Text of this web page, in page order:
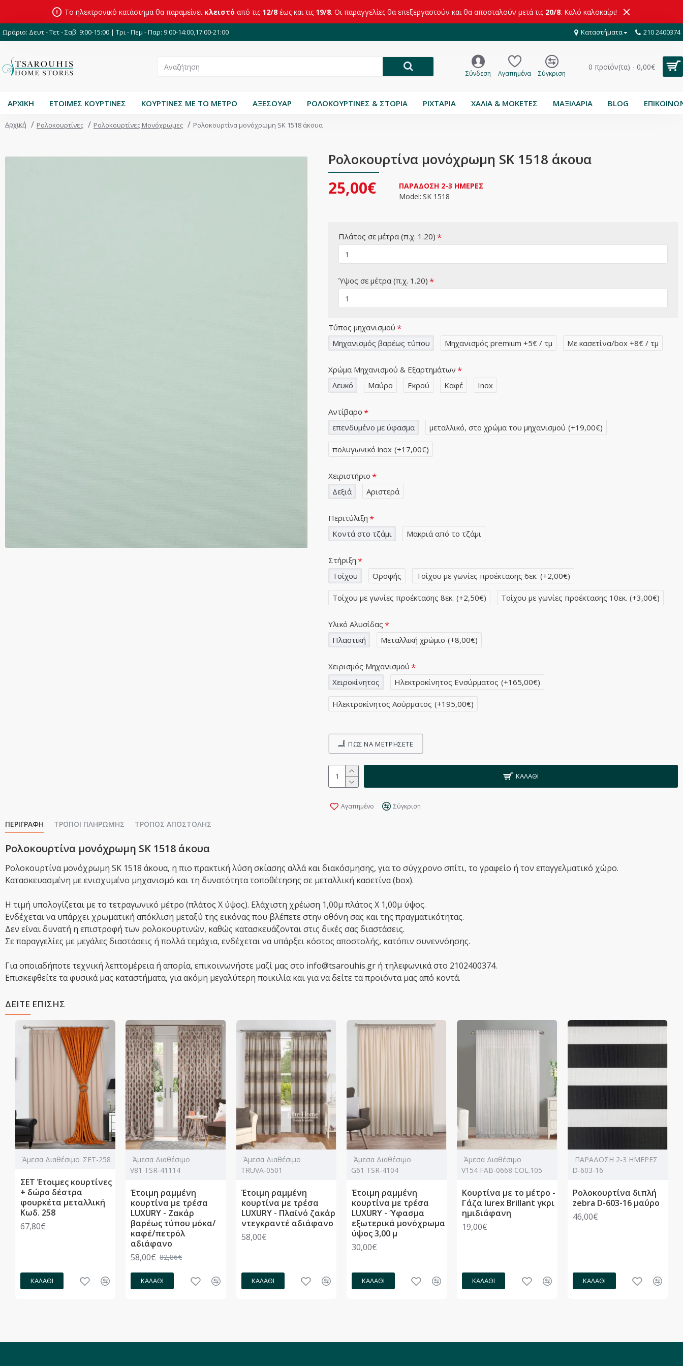
Το ηλεκτρονικό κατάστημα θα παραμείνει κλειστό από τις 12/8 έως και τις 19/8. Οι παραγγελίες θα επεξεργαστούν και θα αποσταλούν μετά τις 20/8. Καλό καλοκαίρι!
Ωράριο: Δευτ - Τετ - Σαβ: 9:00-15:00 | Τρι - Πεμ - Παρ: 9:00-14:00,17:00-21:00 Καταστήματα 210 2400374
Σύνδεση Αγαπημένα Σύγκριση
0 προϊόν(τα) - 0,00€
ΑΡΧΙΚΗ ΕΤΟΙΜΕΣ ΚΟΥΡΤΙΝΕΣ ΚΟΥΡΤΙΝΕΣ ΜΕ ΤΟ ΜΕΤΡΟ ΑΞΕΣΟΥΑΡ ΡΟΛΟΚΟΥΡΤΙΝΕΣ & ΣΤΟΡΙΑ ΡΙΧΤΑΡΙΑ ΧΑΛΙΑ & ΜΟΚΕΤΕΣ ΜΑΞΙΛΑΡΙΑ BLOG
Αρχική Ρολοκουρτίνες Ρολοκουρτίνες Μονόχρωμες Ρολοκουρτίνα μονόχρωμη SK 1518 άκουα
Ρολοκουρτίνα μονόχρωμη SK 1518 άκουα
25,00€
ΠΑΡΑΔΟΣΗ 2-3 ΗΜΕΡΕΣ
Model: SK 1518
Πλάτος σε μέτρα (π.χ. 1.20)
Ύψος σε μέτρα (π.χ. 1.20)
Τύπος μηχανισμού
Μηχανισμός βαρέως τύπου
Μηχανισμός premium +5€ / τμ Με κασετίνα/box +8€ / τμ
Χρώμα Μηχανισμού & Εξαρτημάτων
Λευκό
Μαύρο Εκρού Καφέ Inox
Αντίβαρο
επενδυμένο με ύφασμα
μεταλλικό, στο χρώμα του μηχανισμού (+19,00€)
πολυγωνικό inox (+17,00€)
Χειριστήριο
Δεξιά
Αριστερά
Περιτύλιξη
Κοντά στο τζάμι
Μακριά από το τζάμι
Στήριξη
Τοίχου
Οροφής Τοίχου με γωνίες προέκτασης 6εκ. (+2,00€)
Τοίχου με γωνίες προέκτασης 8εκ. (+2,50€) Τοίχου με γωνίες προέκτασης 10εκ. (+3,00€)
Υλικό Αλυσίδας
Πλαστική
Μεταλλική χρώμιο (+8,00€)
Χειρισμός Μηχανισμού
Χειροκίνητος
Ηλεκτροκίνητος Ενσύρματος (+165,00€)
Ηλεκτροκίνητος Ασύρματος (+195,00€)
ΚΑΛΆΘΙ
Αγαπημένο Σύγκριση
ΠΩΣ ΝΑ ΜΕΤΡΉΣΕΤΕ
ΠΕΡΙΓΡΑΦΉ ΤΡΌΠΟΙ ΠΛΗΡΩΜΉΣ ΤΡΌΠΟΣ ΑΠΟΣΤΟΛΉΣ
Ρολοκουρτίνα μονόχρωμη SK 1518 άκουα
Ρολοκουρτίνα μονόχρωμη SK 1518 άκουα, η πιο πρακτική λύση σκίασης αλλά και διακόσμησης, για το σύγχρονο σπίτι, το γραφείο ή τον επαγγελματικό χώρο.
Κατασκευασμένη με ενισχυμένο μηχανισμό και τη δυνατότητα τοποθέτησης σε μεταλλική κασετίνα (box).
Η τιμή υπολογίζεται με το τετραγωνικό μέτρο (πλάτος Χ ύψος). Ελάχιστη χρέωση 1,00μ πλάτος Χ 1,00μ ύψος.
Ενδέχεται να υπάρχει χρωματική απόκλιση μεταξύ της εικόνας που βλέπετε στην οθόνη σας και της πραγματικότητας.
Δεν είναι δυνατή η επιστροφή των ρολοκουρτινών, καθώς κατασκευάζονται στις δικές σας διαστάσεις.
Σε παραγγελίες με μεγάλες διαστάσεις ή πολλά τεμάχια, ενδέχεται να υπάρξει κόστος αποστολής, κατόπιν συνεννόησης.
Για οποιαδήποτε τεχνική λεπτομέρεια ή απορία, επικοινωνήστε μαζί μας στο info@tsarouhis.gr ή τηλεφωνικά στο 2102400374.
Επισκεφθείτε τα φυσικά μας καταστήματα, για ακόμη μεγαλύτερη ποικιλία και για να δείτε τα προϊόντα μας από κοντά.
ΔΕΙΤΕ ΕΠΙΣΗΣ
Άμεσα Διαθέσιμο ΣΕΤ-258
ΣΕΤ Έτοιμες κουρτίνες
+ δώρο δέστρα
φουρκέτα μεταλλική
Κωδ. 258
67,80€
ΚΑΛΆΘΙ
Άμεσα Διαθέσιμο
V81 TSR-41114
Έτοιμη ραμμένη
κουρτίνα με τρέσα
LUXURY - Ζακάρ
βαρέως τύπου μόκα/
καφέ/πετρόλ
αδιάφανο
58,00€ 82,86€
ΚΑΛΆΘΙ
Άμεσα Διαθέσιμο
TRUVA-0501
Έτοιμη ραμμένη
κουρτίνα με τρέσα
LUXURY - Πλαϊνό ζακάρ
ντεγκραντέ αδιάφανο
58,00€
ΚΑΛΆΘΙ
Άμεσα Διαθέσιμο
G61 TSR-4104
Έτοιμη ραμμένη
κουρτίνα με τρέσα
LUXURY - Ύφασμα
εξωτερικά μονόχρωμα
ύψος 3,00 μ
30,00€
ΚΑΛΆΘΙ
Άμεσα Διαθέσιμο
V154 FAB-0668 COL.105
Κουρτίνα με το μέτρο -
Γάζα lurex Brillant γκρι
ημιδιάφανη
19,00€
ΚΑΛΆΘΙ
ΠΑΡΑΔΟΣΗ 2-3 ΗΜΕΡΕΣ
D-603-16
Ρολοκουρτίνα διπλή
zebra D-603-16 μαύρο
46,00€
ΚΑΛΆΘΙ